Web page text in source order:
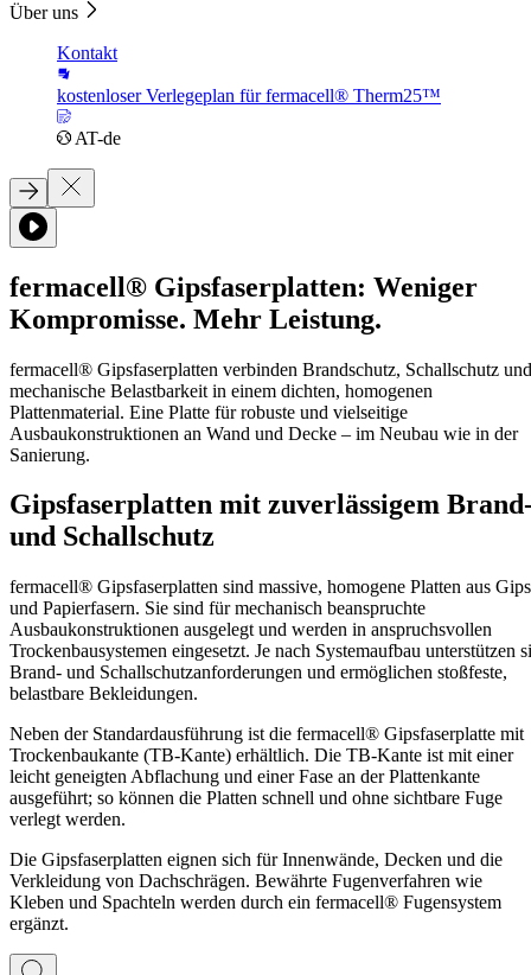
Über uns
Kontakt
kostenloser Verlegeplan für fermacell® Therm25™
AT-de
fermacell® Gipsfaserplatten: Weniger
Kompromisse. Mehr Leistung.
fermacell® Gipsfaserplatten verbinden Brandschutz, Schallschutz und
mechanische Belastbarkeit in einem dichten, homogenen
Plattenmaterial. Eine Platte für robuste und vielseitige
Ausbaukonstruktionen an Wand und Decke – im Neubau wie in der
Sanierung.
Gipsfaserplatten mit zuverlässigem
und Schallschutz
fermacell® Gipsfaserplatten sind massive, homogene Platten aus Gips
und Papierfasern. Sie sind für mechanisch beanspruchte
Ausbaukonstruktionen ausgelegt und werden in anspruchsvollen
Trockenbausystemen eingesetzt. Je nach Systemaufbau unterstützen
Brand- und Schallschutzanforderungen und ermöglichen stoßfeste,
belastbare Bekleidungen.
Neben der Standardausführung ist die fermacell® Gipsfaserplatte mit
Trockenbaukante (TB-Kante) erhältlich. Die TB-Kante ist mit einer
leicht geneigten Abflachung und einer Fase an der Plattenkante
ausgeführt; so können die Platten schnell und ohne sichtbare Fuge
verlegt werden.
Die Gipsfaserplatten eignen sich für Innenwände, Decken und die
Verkleidung von Dachschrägen. Bewährte Fugenverfahren wie
Kleben und Spachteln werden durch ein fermacell® Fugensystem
ergänzt.